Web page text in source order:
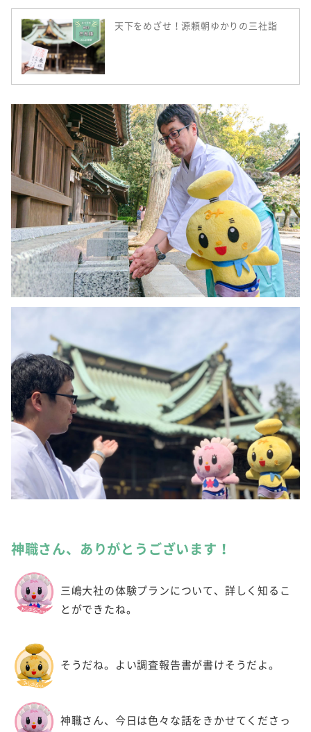
天下をめざせ！源頼朝ゆかりの三社詣
神職さん、ありがとうございます！
三嶋大社の体験プランについて、詳しく知るこ
とができたね。
そうだね。よい調査報告書が書けそうだよ。
神職さん、今日は色々な話をきかせてくださっ